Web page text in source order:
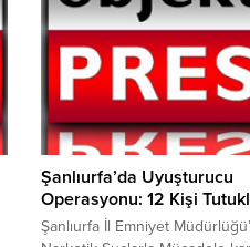
meydana geldi. İhbar üzerine
112 sağlık ve itfaiye ekipleri
Sürücülerin...
Şanlıurfa’da Uyuşturucu
Operasyonu: 12 Kişi
Şanlıurfa İl Emniyet